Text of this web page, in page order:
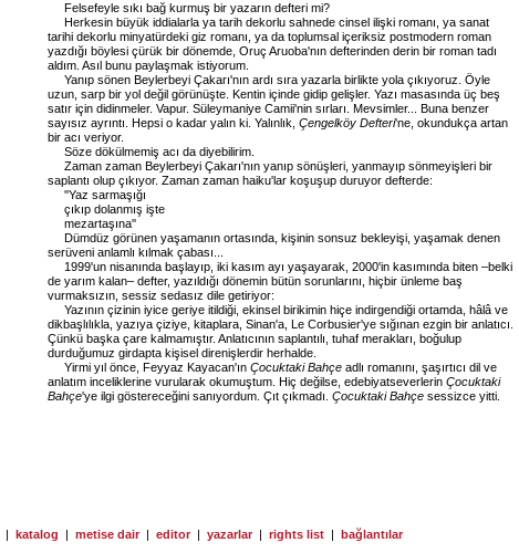
Felsefeyle sıkı bağ kurmuş bir yazarın defteri mi?
Herkesin büyük iddialarla ya tarih dekorlu sahnede cinsel ilişki romanı, ya sanat
tarihi dekorlu minyatürdeki giz romanı, ya da toplumsal içeriksiz postmodern roman
yazdığı böylesi çürük bir dönemde, Oruç Aruoba'nın defterinden derin bir roman tadı
aldım. Asıl bunu paylaşmak istiyorum.
Yanıp sönen Beylerbeyi Çakarı'nın ardı sıra yazarla birlikte yola çıkıyoruz. Öyle
uzun, sarp bir yol değil görünüşte. Kentin içinde gidip gelişler. Yazı masasında üç beş
satır için didinmeler. Vapur. Süleymaniye Camii'nin sırları. Mevsimler... Buna benzer
sayısız ayrıntı. Hepsi o kadar yalın ki. Yalınlık, Çengelköy Defteri'ne, okundukça artan
bir acı veriyor.
Söze dökülmemiş acı da diyebilirim.
Zaman zaman Beylerbeyi Çakarı'nın yanıp sönüşleri, yanmayıp sönmeyişleri bir
saplantı olup çıkıyor. Zaman zaman haiku'lar koşuşup duruyor defterde:
''Yaz sarmaşığı
çıkıp dolanmış işte
mezartaşına''
Dümdüz görünen yaşamanın ortasında, kişinin sonsuz bekleyişi, yaşamak denen
serüveni anlamlı kılmak çabası...
1999'un nisanında başlayıp, iki kasım ayı yaşayarak, 2000'in kasımında biten –belki
de yarım kalan– defter, yazıldığı dönemin bütün sorunlarını, hiçbir ünleme baş
vurmaksızın, sessiz sedasız dile getiriyor:
Yazının çizinin iyice geriye itildiği, ekinsel birikimin hiçe indirgendiği ortamda, hâlâ ve
dikbaşlılıkla, yazıya çiziye, kitaplara, Sinan'a, Le Corbusier'ye sığınan ezgin bir anlatıcı.
Çünkü başka çare kalmamıştır. Anlatıcının saplantılı, tuhaf merakları, boğulup
durduğumuz girdapta kişisel direnişlerdir herhalde.
Yirmi yıl önce, Feyyaz Kayacan'ın Çocuktaki Bahçe adlı romanını, şaşırtıcı dil ve
anlatım inceliklerine vurularak okumuştum. Hiç değilse, edebiyatseverlerin Çocuktaki
Bahçe'ye ilgi göstereceğini sanıyordum. Çıt çıkmadı. Çocuktaki Bahçe sessizce yitti.
| katalog | metise dair | editor | yazarlar | rights list | bağlantılar